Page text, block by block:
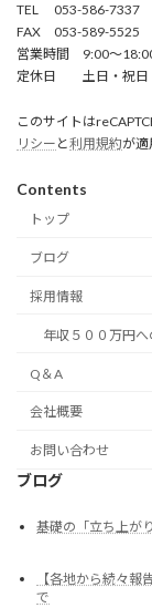
TEL 053-586-7337
FAX 053-589-5525
営業時間 9:00～
定休日 土日・祝日
このサイトは
リシー と利用規約が適
Contents
トップ
ブログ
採用情報
年収５００万円へ
Q＆A
会社概要
お問い合わせ
ブログ
基礎の「立ち上が
【各地から続々
で